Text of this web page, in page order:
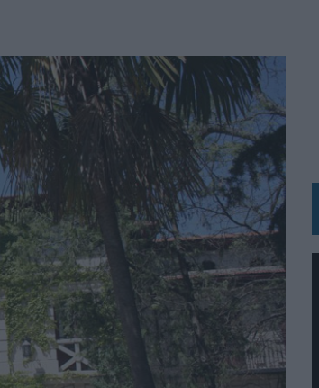
AL MÓVIL COMO DISPOSITIVO MÁS UTILIZADO
GLOBAL
CALIPPO Y SOLERO
EN ACTIVOS CULTURALES Y ECONÓMICOS
CON LOS MEDIOS
INTERNACIONAL
Y LA MEDICIÓN SON DOS CARAS DE LA MISMA
PARA CERVEZA CAPAZ